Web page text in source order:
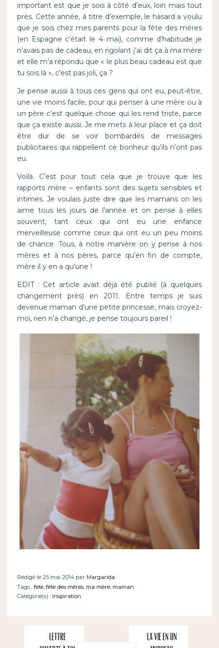
important est que je sois à côté d’eux, loin mais tout
près. Cette année, à titre d’exemple, le hasard a voulu
que je sois chez mes parents pour la fête des mères
(en Espagne c’était le 4 mai), comme d’habitude je
n’avais pas de cadeau, en rigolant j’ai dit ça à ma mère
et elle m’a répondu que « le plus beau cadeau est que
tu sois là », c’est pas joli, ça ?
Je pense aussi à tous ces gens qui ont eu, peut-être,
une vie moins facile, pour qui penser à une mère ou à
un père c’est quelque chose qui les rend triste, parce
que ça existe aussi. Je me mets à leur place et ça doit
être dur de se voir bombardés de messages
publicitaires qui rappellent ce bonheur qu’ils n’ont pas
eu.
Voilà. C’est pour tout cela que je trouve que les
rapports mère – enfants sont des sujets sensibles et
intimes. Je voulais juste dire que les mamans on les
aime tous les jours de l’année et on pense à elles
souvent, tant ceux qui ont eu une enfance
merveilleuse comme ceux qui ont eu un peu moins
de chance. Tous, à notre manière on y pense à nos
mères et à nos pères, parce qu’en fin de compte,
mère il y en a qu’une !
EDIT : Cet article avait déjà été publié (à quelques
changement près) en 2011. Entre temps je suis
devenue maman d’une petite princesse, mais croyez-
moi, rien n’a changé, je pense toujours pareil !
Rédigé le 25 mai 2014 par Margarida
Tags : fete, fête des mères, ma mère, maman
Catégorie(s) : Inspiration
Lettre
La vie en un